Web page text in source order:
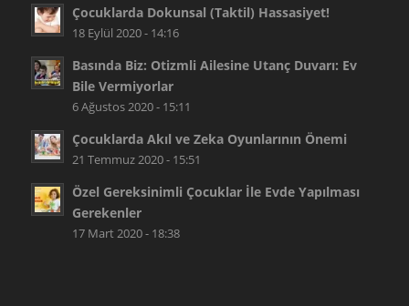
Çocuklarda Dokunsal (Taktil) Hassasiyet!
18 Eylül 2020 - 14:16
Basında Biz: Otizmli Ailesine Utanç Duvarı: Ev
Bile Vermiyorlar
6 Ağustos 2020 - 15:11
Çocuklarda Akıl ve Zeka Oyunlarının Önemi
21 Temmuz 2020 - 15:51
Özel Gereksinimli Çocuklar İle Evde Yapılması
Gerekenler
17 Mart 2020 - 18:38